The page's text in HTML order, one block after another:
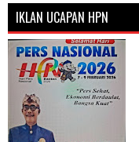
IKLAN UCAPAN HPN